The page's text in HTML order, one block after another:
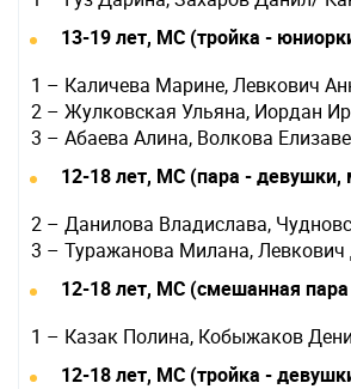
13-19 лет, МС (тройка -
1 – Каличева Марине, Левкович
2 – Жулковская Ульяна, Иордан
3 – Абаева Алина, Волкова
12-18 лет, МС (пара - девушки,
2 – Данилова Владислава,
3 – Туражанова Милана,
12-18 лет, МС (смешанная
1 – Казак Полина, Кобыжаков
12-18 лет, МС (тройка -